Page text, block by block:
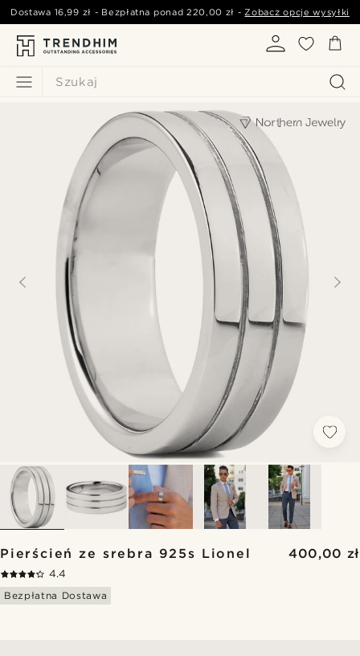
Szukaj
Dostawa 16,99 zł - Bezpłatna ponad220,00 zł -Zobacz opcje wysyłki
Pierścień ze srebra 925s Lionel 400,00 zł
4.4
Bezpłatna Dostawa